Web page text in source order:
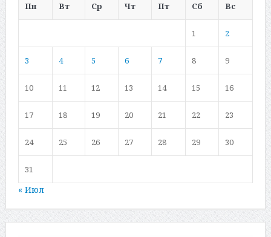
Пн
Вт Ср Чт Пт Сб Вс
1 2
3 4 5 6 7 8 9
10 11 12 13 14 15 16
17 18 19 20 21 22 23
24 25 26 27 28 29 30
31
« Июл